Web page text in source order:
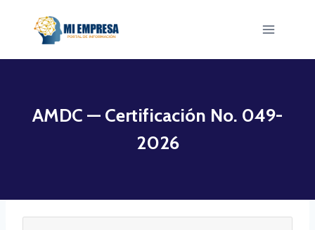
AMDC — Certificación No. 049-
2026